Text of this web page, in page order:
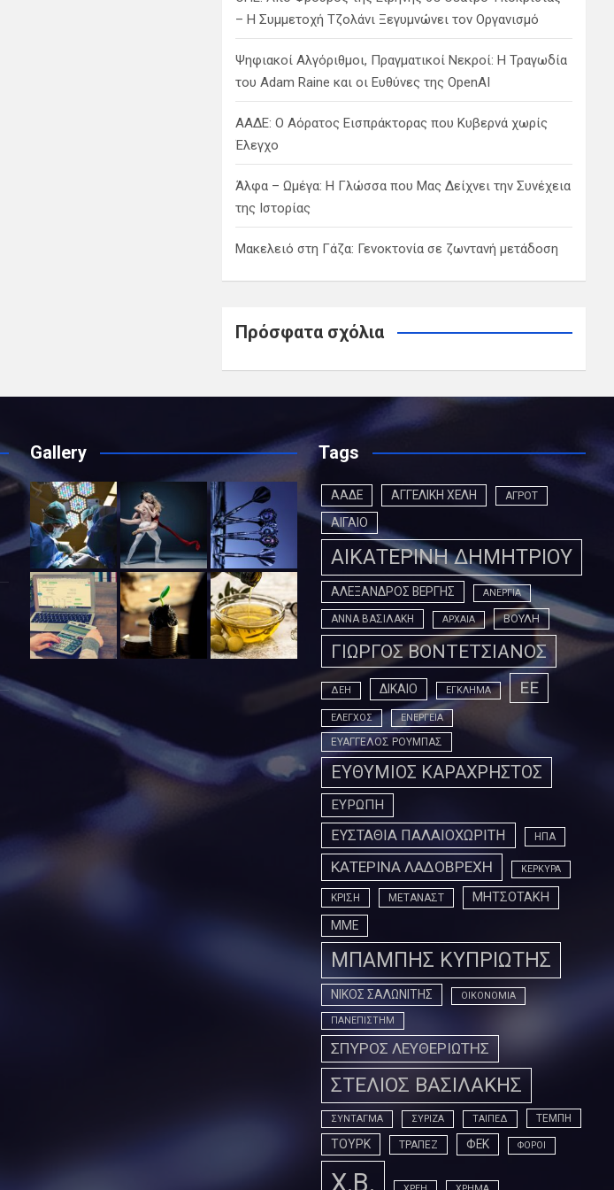
– Η Συμμετοχή Τζολάνι Ξεγυμνώνει τον Οργανισμό
Ψηφιακοί Αλγόριθμοι, Πραγματικοί Νεκροί: Η Τραγωδία
του Adam Raine και οι Ευθύνες της OpenAI
ΑΑΔΕ: Ο Αόρατος Εισπράκτορας που Κυβερνά χωρίς
Έλεγχο
Άλφα – Ωμέγα: Η Γλώσσα που Μας Δείχνει την Συνέχεια
της Ιστορίας
Μακελειό στη Γάζα: Γενοκτονία σε ζωντανή μετάδοση
Πρόσφατα σχόλια
Gallery Tags
ΑΑΔΕ ΑΓΓΕΛΙΚΗ ΧΕΛΗ ΑΓΡΟΤ
ΑΙΓΑΙΟ
ΑΙΚΑΤΕΡΙΝΗ ΔΗΜΗΤΡΙΟΥ
ΑΛΕΞΑΝΔΡΟΣ ΒΕΡΓΗΣ ΑΝΕΡΓΙΑ
ΑΝΝΑ ΒΑΣΙΛΑΚΗ ΑΡΧΑΙΑ ΒΟΥΛΗ
ΓΙΩΡΓΟΣ ΒΟΝΤΕΤΣΙΑΝΟΣ
ΔΕΗ ΔΙΚΑΙΟ ΕΓΚΛΗΜΑ ΕΕ
ΕΛΕΓΧΟΣ ΕΝΕΡΓΕΙΑ
ΕΥΑΓΓΕΛΟΣ ΡΟΥΜΠΑΣ
ΕΥΘΥΜΙΟΣ ΚΑΡΑΧΡΗΣΤΟΣ
ΕΥΡΩΠΗ
ΕΥΣΤΑΘΙΑ ΠΑΛΑΙΟΧΩΡΙΤΗ ΗΠΑ
ΚΑΤΕΡΙΝΑ ΛΑΔΟΒΡΕΧΗ ΚΕΡΚΥΡΑ
ΚΡΙΣΗ ΜΕΤΑΝΑΣΤ ΜΗΤΣΟΤΑΚΗ
ΜΜΕ
ΜΠΑΜΠΗΣ ΚΥΠΡΙΩΤΗΣ
ΝΙΚΟΣ ΣΑΛΩΝΙΤΗΣ ΟΙΚΟΝΟΜΙΑ
ΠΑΝΕΠΙΣΤΗΜ
ΣΠΥΡΟΣ ΛΕΥΘΕΡΙΩΤΗΣ
ΣΤΕΛΙΟΣ ΒΑΣΙΛΑΚΗΣ
ΣΥΝΤΑΓΜΑ ΣΥΡΙΖΑ ΤΑΙΠΕΔ ΤΕΜΠΗ
ΤΟΥΡΚ ΤΡΑΠΕΖ ΦΕΚ ΦΟΡΟΙ
Χ.Β.